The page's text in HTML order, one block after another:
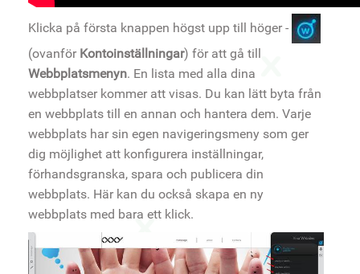
Klicka på första knappen högst upp till höger -
(ovanför Kontoinställningar) för att gå till
Webbplatsmenyn. En lista med alla dina
webbplatser kommer att visas. Du kan lätt byta från
en webbplats till en annan och hantera dem. Varje
webbplats har sin egen navigeringsmeny som ger
dig möjlighet att konfigurera inställningar,
förhandsgranska, spara och publicera din
webbplats. Här kan du också skapa en ny
webbplats med bara ett klick.